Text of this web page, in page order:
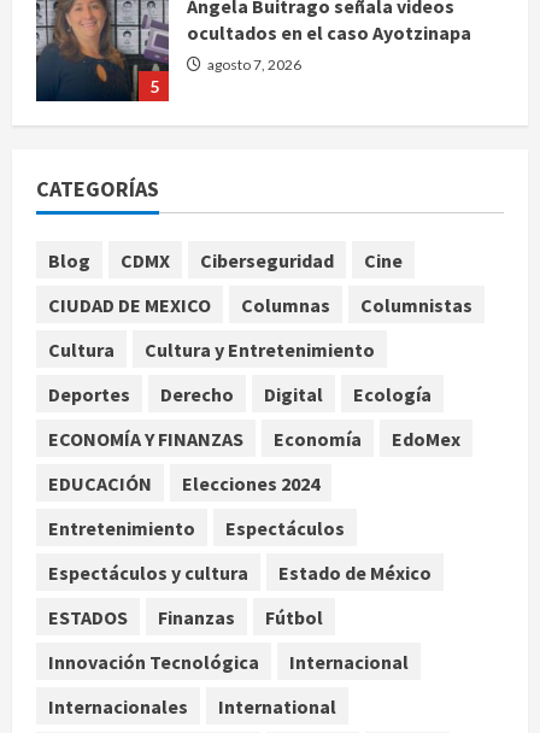
5
Ángela Buitrago señala videos
ocultados en el caso Ayotzinapa
agosto 7, 2026
Colombia despide al gobierno de
promesas de cambio
agosto 7, 2026
institucional en Brasil, Guinea
Ecuatorial, Angola y EE.UU.
4
Investiga Cofepris posible vínculo
brote de salmonelosis en EU
agosto 7, 2026
CATEGORÍAS
Blog CDMX Ciberseguridad
Cine
CIUDAD DE MEXICO
Columnas
Columnistas
Cultura
Cultura y Entretenimiento
Deportes
Derecho Digital
Ecología
ECONOMÍA Y FINANZAS
Economía
EdoMex
EDUCACIÓN
Elecciones 2024
Entretenimiento
Espectáculos
Espectáculos y cultura
Estado de México
ESTADOS
Finanzas
Fútbol
Innovación Tecnológica
Internacional
Internacionales
International